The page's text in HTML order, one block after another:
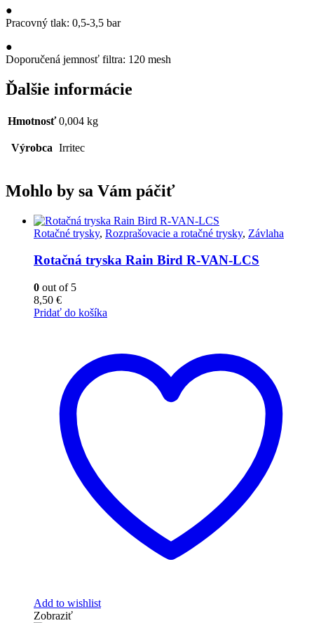
●
Pracovný tlak: 0,5-3,5 bar
●
Doporučená jemnosť filtra: 120 mesh
Ďalšie informácie
Hmotnosť 0,004 kg
Výrobca Irritec
Mohlo by sa Vám páčiť
Rotačné trysky, Rozprašovacie a rotačné trysky, Závlaha
Rotačná tryska Rain Bird R-VAN-LCS
0 out of 5
8,50 €
Pridať do košíka
Add to wishlist
Zobraziť